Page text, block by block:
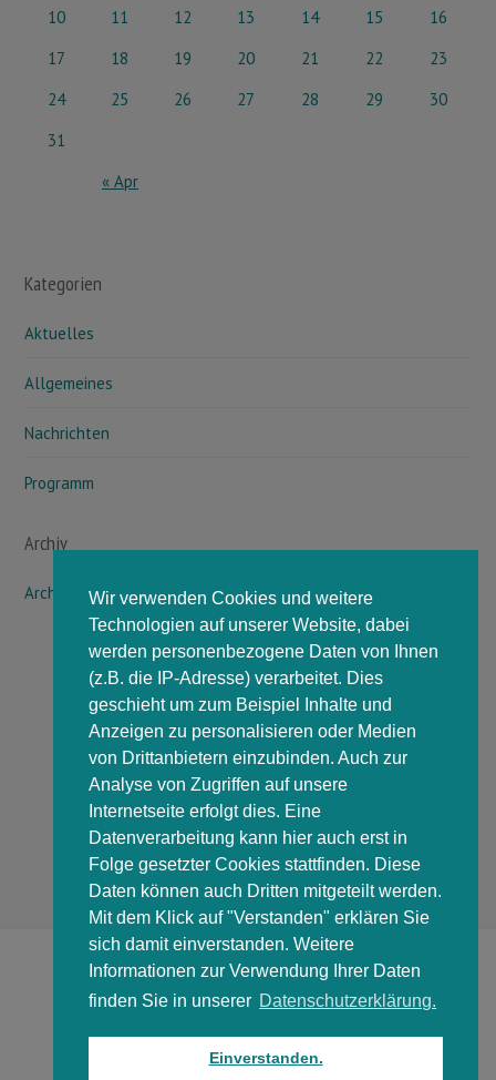
Wir verwenden Cookies und weitere
Technologien auf unserer Website, dabei
werden personenbezogene Daten von Ihnen
(z.B. die IP-Adresse) verarbeitet. Dies
geschieht um zum Beispiel Inhalte und
Anzeigen zu personalisieren oder Medien
von Drittanbietern einzubinden. Auch zur
Analyse von Zugriffen auf unsere
Internetseite erfolgt dies. Eine
Datenverarbeitung kann hier auch erst in
Folge gesetzter Cookies stattfinden. Diese
Daten können auch Dritten mitgeteilt werden.
Mit dem Klick auf "Verstanden" erklären Sie
sich damit einverstanden. Weitere
Informationen zur Verwendung Ihrer Daten
finden Sie in unserer Datenschutzerklärung.
Einverstanden.
« Apr
10
11 12 13 14 15
16
17
18 19 20 21 22
23
24
25 26 27 28 29
30
31
Kategorien
Aktuelles
Allgemeines
Nachrichten
Programm
Archiv
Archiv
Impressum
Datenschutzerklärung